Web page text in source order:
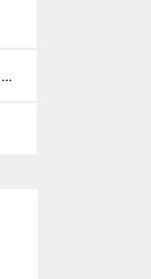
Bandırmaspor’un Yanındayız Demekle Olmuyor!